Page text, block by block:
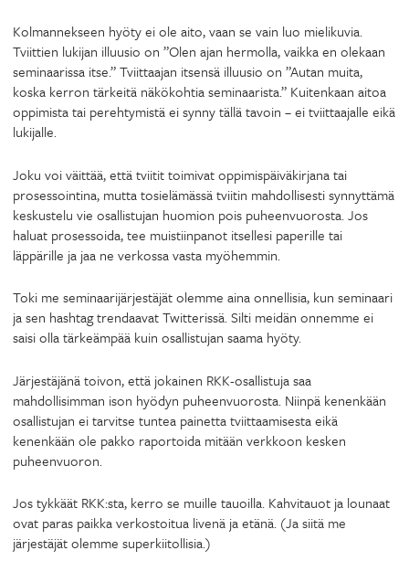
Kolmannekseen hyöty ei ole aito, vaan se vain luo mielikuvia.
Tviittien lukijan illuusio on ”Olen ajan hermolla, vaikka en olekaan
seminaarissa itse.” Tviittaajan itsensä illuusio on ”Autan muita,
koska kerron tärkeitä näkökohtia seminaarista.” Kuitenkaan aitoa
oppimista tai perehtymistä ei synny tällä tavoin – ei tviittaajalle eikä
lukijalle.
Joku voi väittää, että tviitit toimivat oppimispäiväkirjana tai
prosessointina, mutta tosielämässä tviitin mahdollisesti synnyttämä
keskustelu vie osallistujan huomion pois puheenvuorosta. Jos
haluat prosessoida, tee muistiinpanot itsellesi paperille tai
läppärille ja jaa ne verkossa vasta myöhemmin.
Toki me seminaarijärjestäjät olemme aina onnellisia, kun seminaari
ja sen hashtag trendaavat Twitterissä. Silti meidän onnemme ei
saisi olla tärkeämpää kuin osallistujan saama hyöty.
Järjestäjänä toivon, että jokainen RKK-osallistuja saa
mahdollisimman ison hyödyn puheenvuorosta. Niinpä kenenkään
osallistujan ei tarvitse tuntea painetta tviittaamisesta eikä
kenenkään ole pakko raportoida mitään verkkoon kesken
puheenvuoron.
Jos tykkäät RKK:sta, kerro se muille tauoilla. Kahvitauot ja lounaat
ovat paras paikka verkostoitua livenä ja etänä. (Ja siitä me
järjestäjät olemme superkiitollisia.)